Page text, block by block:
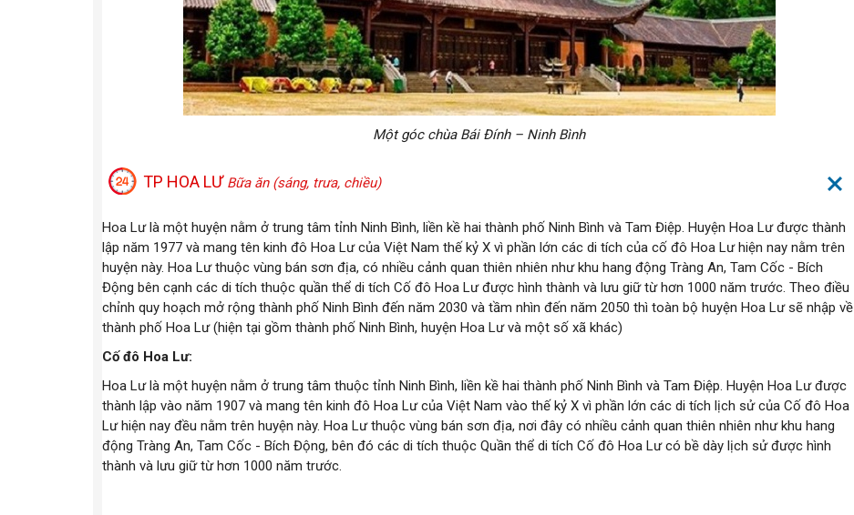
Một góc chùa Bái Đính – Ninh Bình
TP HOA LƯ Bữa ăn (sáng, trưa, chiều)
Hoa Lư là một huyện nằm ở trung tâm tỉnh Ninh Bình, liền kề hai thành phố Ninh Bình và Tam Điệp. Huyện Hoa Lư được thành
lập năm 1977 và mang tên kinh đô Hoa Lư của Việt Nam thế kỷ X vì phần lớn các di tích của cố đô Hoa Lư hiện nay nằm trên
huyện này. Hoa Lư thuộc vùng bán sơn địa, có nhiều cảnh quan thiên nhiên như khu hang động Tràng An, Tam Cốc - Bích
Động bên cạnh các di tích thuộc quần thể di tích Cố đô Hoa Lư được hình thành và lưu giữ từ hơn 1000 năm trước. Theo điều
chỉnh quy hoạch mở rộng thành phố Ninh Bình đến năm 2030 và tầm nhìn đến năm 2050 thì toàn bộ huyện Hoa Lư sẽ nhập về
thành phố Hoa Lư (hiện tại gồm thành phố Ninh Bình, huyện Hoa Lư và một số xã khác)
Cố đô Hoa Lư:
Hoa Lư là một huyện nằm ở trung tâm thuộc tỉnh Ninh Bình, liền kề hai thành phố Ninh Bình và Tam Điệp. Huyện Hoa Lư được
thành lập vào năm 1907 và mang tên kinh đô Hoa Lư của Việt Nam vào thế kỷ X vì phần lớn các di tích lịch sử của Cố đô Hoa
Lư hiện nay đều nằm trên huyện này. Hoa Lư thuộc vùng bán sơn địa, nơi đây có nhiều cảnh quan thiên nhiên như khu hang
động Tràng An, Tam Cốc - Bích Động, bên đó các di tích thuộc Quần thể di tích Cố đô Hoa Lư có bề dày lịch sử được hình
thành và lưu giữ từ hơn 1000 năm trước.